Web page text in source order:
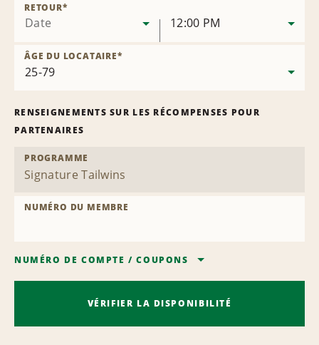
Date
RETOUR*
12:00 PM
ÂGE DU LOCATAIRE*
RENSEIGNEMENTS SUR LES RÉCOMPENSES POUR
PARTENAIRES
PROGRAMME
NUMÉRO DU MEMBRE
NUMÉRO DE COMPTE /COUPONS
VÉRIFIER LA DISPONIBILITÉ